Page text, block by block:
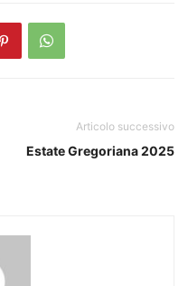
Articolo successivo
Estate Gregoriana 2025